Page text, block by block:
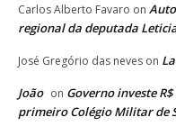
Carlos Alberto Favaro on
regional da deputada
José Gregório das neves on
João on Governo investe
primeiro Colégio Militar de